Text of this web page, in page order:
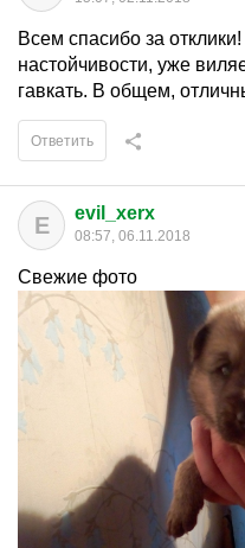
Всем спасибо за
настойчивости, уже
гавкать. В общем,
Ответить
E evil_xerx
08:57, 06.11.2018
Свежие фото